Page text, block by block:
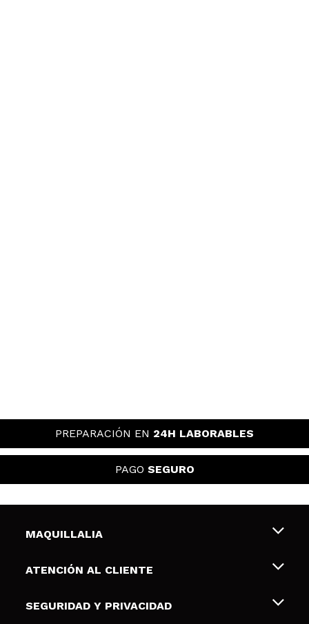
PREPARACIÓN EN 24H LABORABLES
PAGO SEGURO
MAQUILLALIA
Sobre nosotros
Tarjetas de Regalo
ATENCIÓN AL CLIENTE
Envíos y devoluciones
SEGURIDAD Y PRIVACIDAD